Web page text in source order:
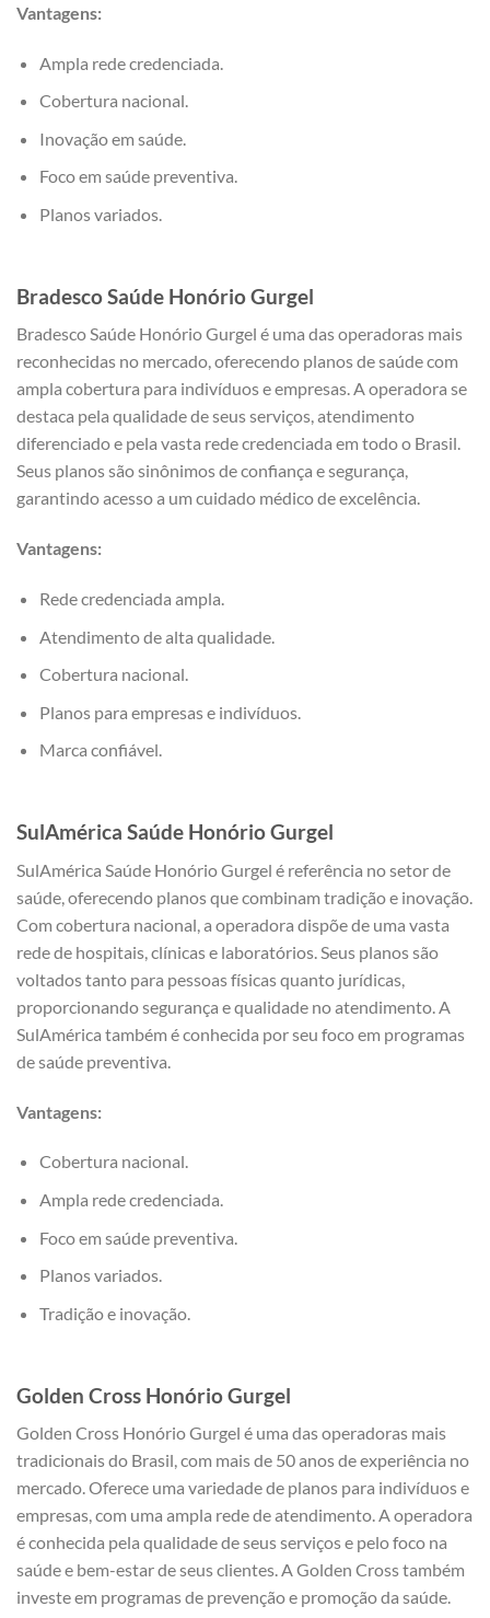
Vantagens:
Ampla rede credenciada.
Cobertura nacional.
Inovação em saúde.
Foco em saúde preventiva.
Planos variados.
Bradesco Saúde Honório Gurgel
Bradesco Saúde Honório Gurgel é uma das operadoras mais
reconhecidas no mercado, oferecendo planos de saúde com
ampla cobertura para indivíduos e empresas. A operadora se
destaca pela qualidade de seus serviços, atendimento
diferenciado e pela vasta rede credenciada em todo o Brasil.
Seus planos são sinônimos de confiança e segurança,
garantindo acesso a um cuidado médico de excelência.
Vantagens:
Rede credenciada ampla.
Atendimento de alta qualidade.
Cobertura nacional.
Planos para empresas e indivíduos.
Marca confiável.
SulAmérica Saúde Honório Gurgel
SulAmérica Saúde Honório Gurgel é referência no setor de
saúde, oferecendo planos que combinam tradição e inovação.
Com cobertura nacional, a operadora dispõe de uma vasta
rede de hospitais, clínicas e laboratórios. Seus planos são
voltados tanto para pessoas físicas quanto jurídicas,
proporcionando segurança e qualidade no atendimento. A
SulAmérica também é conhecida por seu foco em programas
de saúde preventiva.
Vantagens:
Cobertura nacional.
Ampla rede credenciada.
Foco em saúde preventiva.
Planos variados.
Tradição e inovação.
Golden Cross Honório Gurgel
Golden Cross Honório Gurgel é uma das operadoras mais
tradicionais do Brasil, com mais de 50 anos de experiência no
mercado. Oferece uma variedade de planos para indivíduos e
empresas, com uma ampla rede de atendimento. A operadora
é conhecida pela qualidade de seus serviços e pelo foco na
saúde e bem-estar de seus clientes. A Golden Cross também
investe em programas de prevenção e promoção da saúde.